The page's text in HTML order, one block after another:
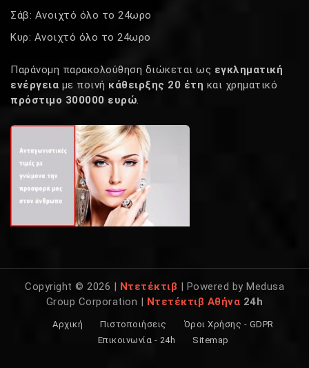
Σάβ: Ανοιχτό όλο το 24ωρο
Κυρ: Ανοιχτό όλο το 24ωρο
Παράνομη παρακολούθηση διώκεται ως εγκληματική
ενέργεια με ποινή κάθειρξης 20 έτη και χρηματικό
πρόστιμο 300000 ευρώ
Copyright © 2026 | Ντετέκτιβ | Powered by Medusa
Group Corporation | Ντετέκτιβ Αθήνα 24h
Αρχική Πιστοποιήσεις
Όροι Χρήσης - GDPR
Επικοινωνία - 24h
Sitemap